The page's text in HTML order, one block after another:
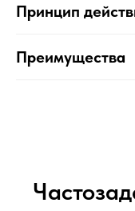
Принцип
Преимущества